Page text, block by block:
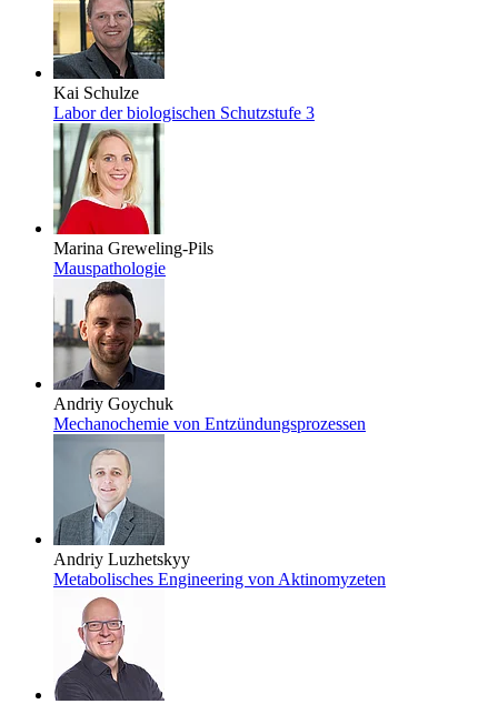
Kai Schulze
Labor der biologischen Schutzstufe 3
Marina Greweling-Pils
Mauspathologie
Andriy Goychuk
Mechanochemie von Entzündungsprozessen
Andriy Luzhetskyy
Metabolisches Engineering von Aktinomyzeten